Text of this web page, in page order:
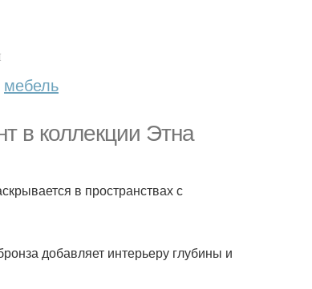
мебель
в коллекции Этна
в пространствах с
добавляет интерьеру глубины и